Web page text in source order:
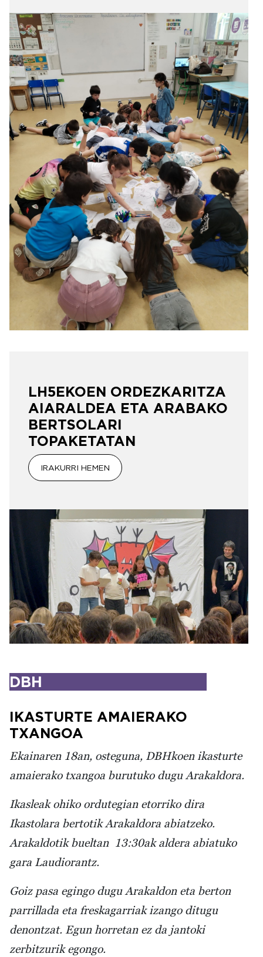
LH5EKOEN ORDEZKARITZA
AIARALDEA ETA ARABAKO
BERTSOLARI
TOPAKETATAN
IRAKURRI HEMEN
DBH
IKASTURTE AMAIERAKO
TXANGOA
Ekainaren 18an, osteguna, DBHkoen ikasturte
amaierako txangoa burutuko dugu Arakaldora.
Ikasleak ohiko ordutegian etorriko dira
Ikastolara bertotik Arakaldora abiatzeko.
Arakaldotik bueltan 13:30ak aldera abiatuko
gara Laudiorantz.
Goiz pasa egingo dugu Arakaldon eta berton
parrillada eta freskagarriak izango ditugu
denontzat. Egun horretan ez da jantoki
zerbitzurik egongo.